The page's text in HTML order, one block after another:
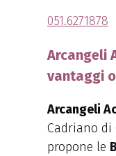
051.6271878
Arcangeli
vantaggi
Arcangeli
Cadriano di
propone le